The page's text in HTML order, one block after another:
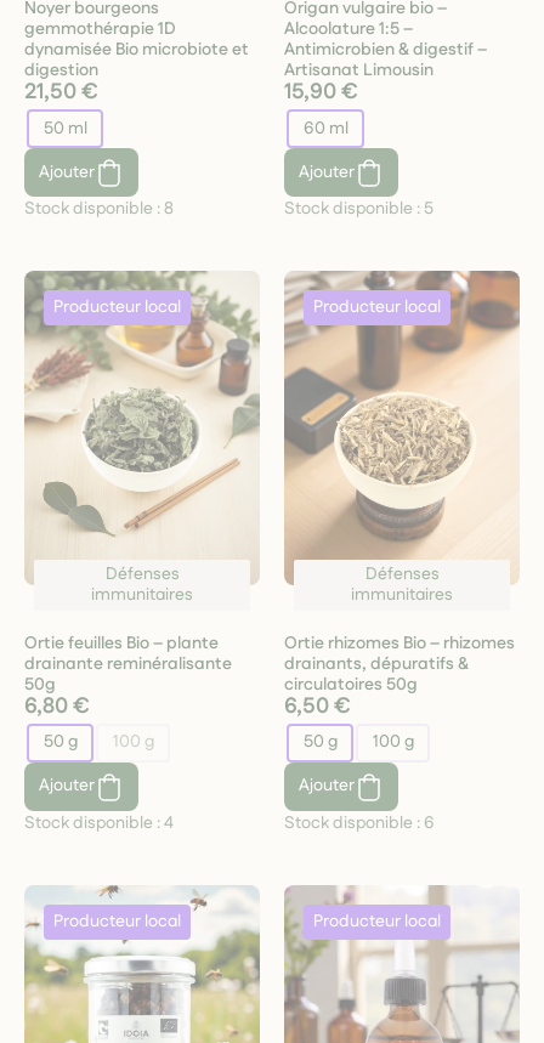
Noyer bourgeons
gemmothérapie 1D
dynamisée Bio microbiote et
digestion
21,50 €
50 ml
Ajouter
Stock disponible :8
Origan vulgaire bio –
Alcoolature 1:5 –
Antimicrobien & digestif –
Artisanat Limousin
15,90 €
60 ml
Ajouter
Stock disponible : 5
Défenses
immunitaires
Ortie feuilles Bio – plante
drainante reminéralisante
50g
6,80 €
50 g
100 g
Ajouter
Stock disponible :4
Défenses
immunitaires
Ortie rhizomes Bio – rhizomes
drainants, dépuratifs &
circulatoires 50g
6,50 €
50 g
100 g
Ajouter
Stock disponible : 6